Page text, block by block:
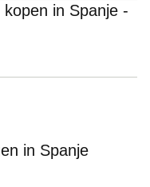
in Spanje -
in Spanje